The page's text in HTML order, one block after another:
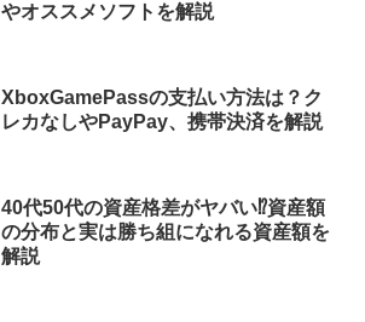
やオススメソフトを解説
XboxGamePassの支払い方法は？ク
レカなしやPayPay、携帯決済を解説
40代50代の資産格差がヤバい⁉︎資産額
の分布と実は勝ち組になれる資産額を
解説